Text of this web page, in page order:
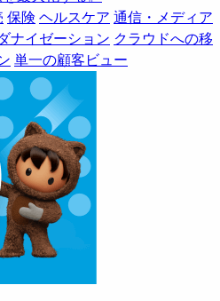
保険 ヘルスケア 通信・メディア
ナイゼーション クラウドへの移
単一の顧客ビュー